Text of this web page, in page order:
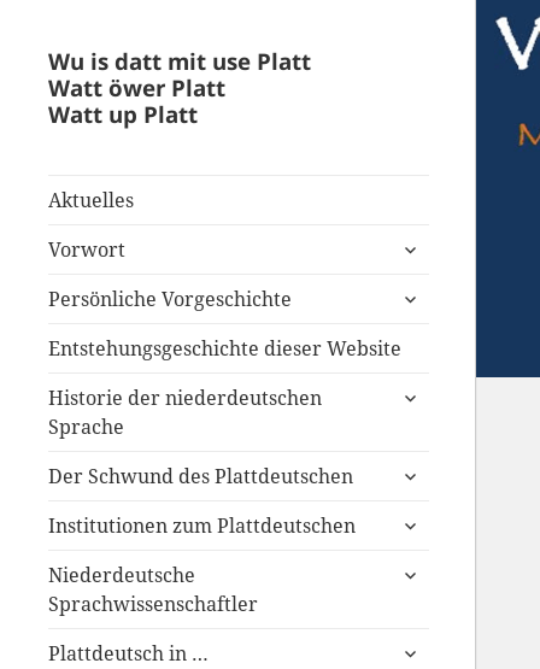
Wu is datt mit use Platt
Watt öwer Platt
Watt up Platt
Aktuelles
Vorwort
untermenü
Persönliche Vorgeschichte
untermenü
Entstehungsgeschichte dieser Website
Historie der niederdeutschen
Sprache
untermenü
Der Schwund des Plattdeutschen
untermenü
Institutionen zum Plattdeutschen
untermenü
Niederdeutsche
Sprachwissenschaftler
untermenü
Plattdeutsch in …
untermenü